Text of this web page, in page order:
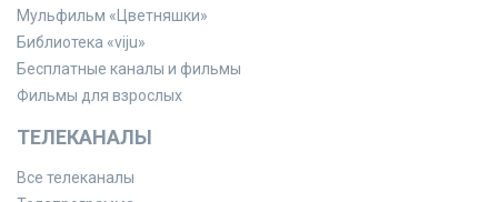
Мульфильм «Цветняшки»
Библиотека «viju»
Бесплатные каналы и фильмы
Фильмы для взрослых
ТЕЛЕКАНАЛЫ
Все телеканалы